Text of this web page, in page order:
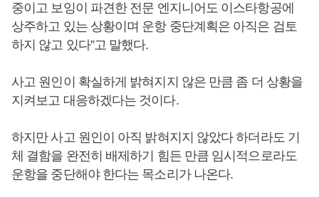
중이고 보잉이 파견한 전문 엔지니어도 이스타항공에
상주하고 있는 상황이며 운항 중단계획은 아직은 검토
하지 않고 있다”고 말했다.
사고 원인이 확실하게 밝혀지지 않은 만큼 좀 더 상황을
지켜보고 대응하겠다는 것이다.
하지만 사고 원인이 아직 밝혀지지 않았다 하더라도 기
체 결함을 완전히 배제하기 힘든 만큼 임시적으로라도
운항을 중단해야 한다는 목소리가 나온다.